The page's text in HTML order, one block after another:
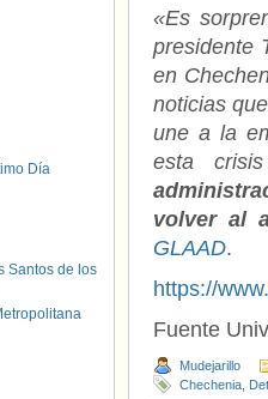
«Es
presidente
en
noticias
une a la
esta
volver al
GLAAD.
https://
Fuente
Mudejarillo
Chechenia
Día
Santos de los